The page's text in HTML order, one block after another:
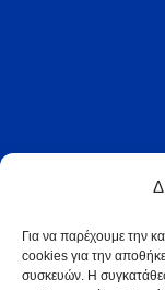
Για να παρέχουμε την
cookies για την
συσκευών. Η